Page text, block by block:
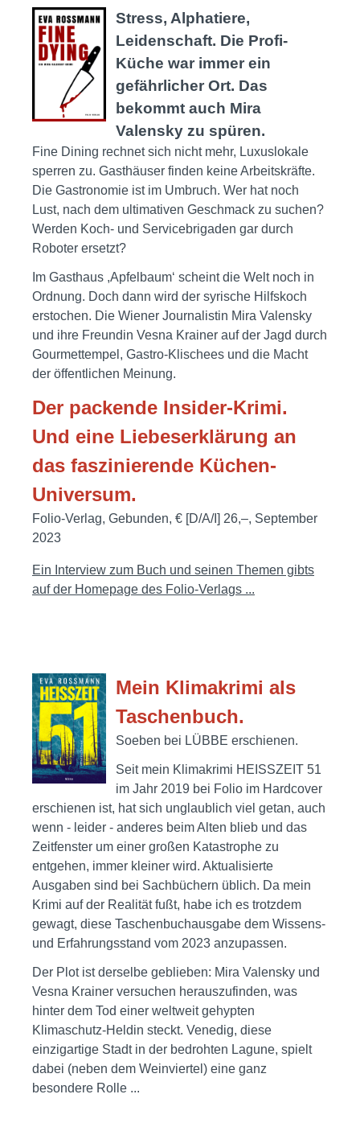
Stress, Alphatiere,
Leidenschaft. Die Profi-
Küche war immer ein
gefährlicher Ort. Das
bekommt auch Mira
Valensky zu spüren.
Fine Dining rechnet sich nicht mehr, Luxuslokale
sperren zu. Gasthäuser finden keine Arbeitskräfte.
Die Gastronomie ist im Umbruch. Wer hat noch
Lust, nach dem ultimativen Geschmack zu suchen?
Werden Koch- und Servicebrigaden gar durch
Roboter ersetzt?
Im Gasthaus ,Apfelbaum‘ scheint die Welt noch in
Ordnung. Doch dann wird der syrische Hilfskoch
erstochen. Die Wiener Journalistin Mira Valensky
und ihre Freundin Vesna Krainer auf der Jagd durch
Gourmettempel, Gastro-Klischees und die Macht
der öffentlichen Meinung.
Der packende Insider-Krimi.
Und eine Liebeserklärung an
das faszinierende Küchen-
Universum.
Folio-Verlag, Gebunden, € [D/A/I] 26,–, September
2023
Ein Interview zum Buch und seinen Themen gibts
auf der Homepage des Folio-Verlags ...
Mein Klimakrimi als
Taschenbuch.
Soeben bei LÜBBE erschienen.
Seit mein Klimakrimi HEISSZEIT 51
im Jahr 2019 bei Folio im Hardcover
erschienen ist, hat sich unglaublich viel getan, auch
wenn - leider - anderes beim Alten blieb und das
Zeitfenster um einer großen Katastrophe zu
entgehen, immer kleiner wird. Aktualisierte
Ausgaben sind bei Sachbüchern üblich. Da mein
Krimi auf der Realität fußt, habe ich es trotzdem
gewagt, diese Taschenbuchausgabe dem Wissens-
und Erfahrungsstand vom 2023 anzupassen.
Der Plot ist derselbe geblieben: Mira Valensky und
Vesna Krainer versuchen herauszufinden, was
hinter dem Tod einer weltweit gehypten
Klimaschutz-Heldin steckt. Venedig, diese
einzigartige Stadt in der bedrohten Lagune, spielt
dabei (neben dem Weinviertel) eine ganz
besondere Rolle ...